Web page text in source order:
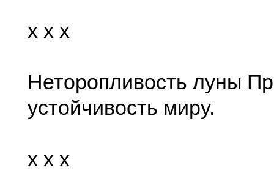
x x x
Неторопливость луны
устойчивость миру.
x x x